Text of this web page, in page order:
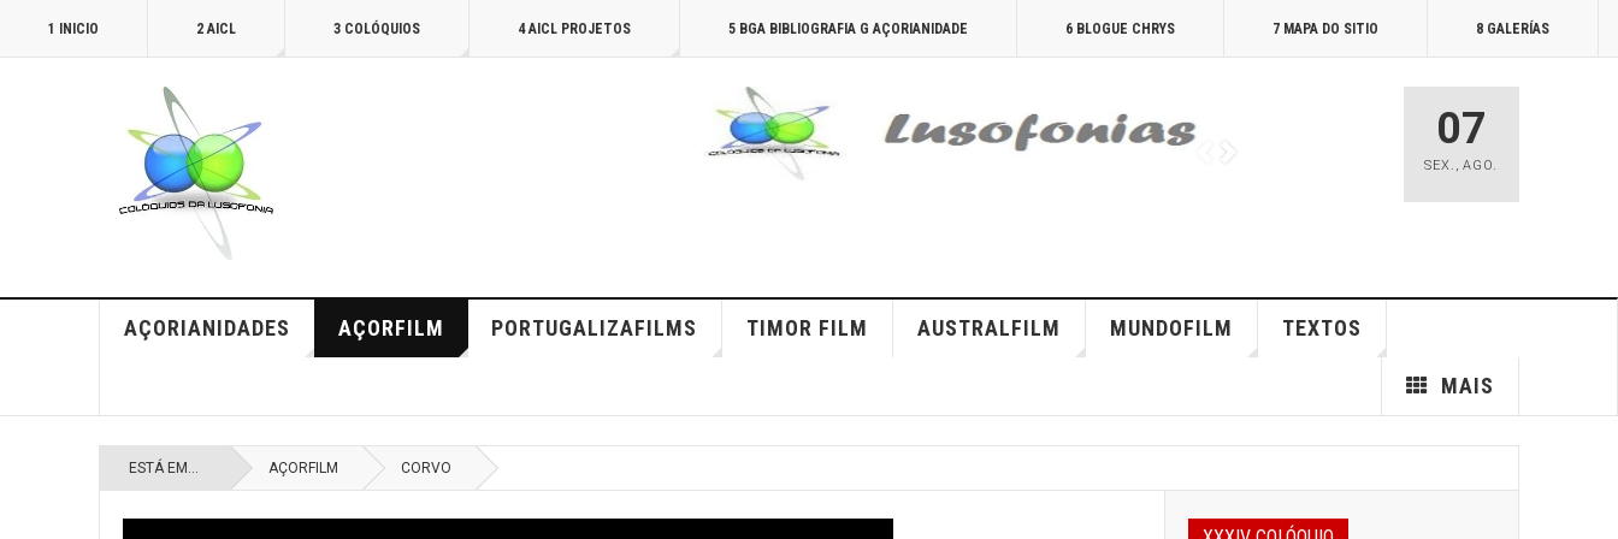
1 INICIO 2 AICL 3 COLÓQUIOS 4 AICL PROJETOS 5 BGA BIBLIOGRAFIA G AÇORIANIDADE 6 BLOGUE CHRYS 7 MAPA DO SITIO 8 GALERÍAS
07
SEX. ,AGO.
AÇORIANIDADES AÇORFILM PORTUGALIZAFILMS TIMOR FILM AUSTRALFILM MUNDOFILM TEXTOS
MAIS
ESTÁ EM... AÇORFILM CORVO